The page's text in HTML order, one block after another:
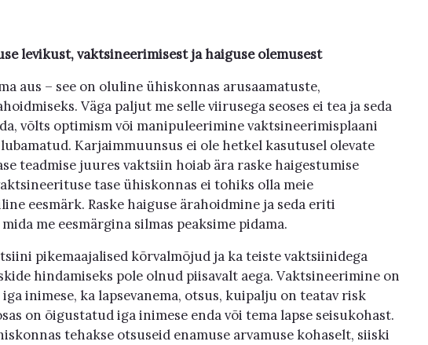
levikust, vaktsineerimisest ja haiguse olemusest
aus – see on oluline ühiskonnas arusaamatuste,
Väga paljut me selle viirusega seoses ei tea ja seda
võlts optimism või manipuleerimine vaktsineerimisplaani
Karjaimmuunsus ei ole hetkel kasutusel olevate
teadmise juures vaktsiin hoiab ära raske haigestumise
tase ühiskonnas ei tohiks olla meie
eesmärk. Raske haiguse ärahoidmine ja seda eriti
me eesmärgina silmas peaksime pidama.
pikemaajalised kõrvalmõjud ja ka teiste vaktsiinidega
hindamiseks pole olnud piisavalt aega. Vaktsineerimine on
inimese, ka lapsevanema, otsus, kuipalju on teatav risk
on õigustatud iga inimese enda või tema lapse seisukohast.
tehakse otsuseid enamuse arvamuse kohaselt, siiski